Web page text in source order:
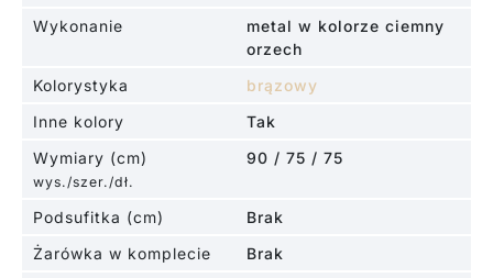
Wykonanie
metal w kolorze ciemny
orzech
Kolorystyka
brązowy
Inne kolory
Tak
Wymiary (cm)
wys./szer./dł.
90 / 75 / 75
Podsufitka (cm)
Brak
Żarówka w komplecie
Brak